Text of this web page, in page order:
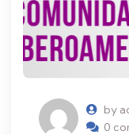
by
0